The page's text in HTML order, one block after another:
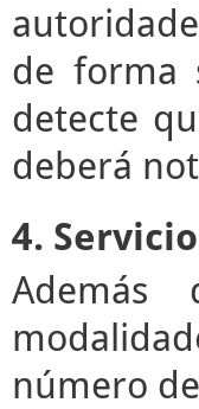
de forma
detecte
deberá
4.
número